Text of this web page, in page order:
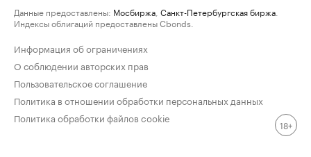
Данные предоставлены: Мосбиржа Санкт-Петербургская биржа
Индексы облигаций предоставлены Cbonds.
Информация об ограничениях
О соблюдении авторских прав
Пользовательское соглашение
Политика в отношении обработки персональных данных
Политика обработки файлов cookie
18+